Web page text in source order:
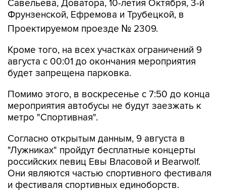
Проектируемом проезде № 2309.
Кроме того, на всех участках ограничений 9
будет запрещена парковка.
Помимо этого, в воскресенье с 7:50 до конца
метро "Спортивная".
Согласно открытым данным, 9 августа в
российских певиц Евы Власовой и Bearwolf.
Они являются частью спортивного фестиваля
и фестиваля спортивных единоборств.
Фрунзенская Лужники